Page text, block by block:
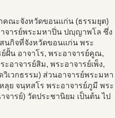
คณะจังหวัดขอนแก่น (ธรรมยุต)
าจารย์พระมหาปิ่น ปญฺญาพโล ซึ่ง
นกิจที่จังหวัดขอนแก่น พระ
ฝั้น อาจาโร, พระอาจารย์คูณ,
อาจารย์สิม, พระอาจารย์เพ็ง,
เวกธรรม) ส่วนอาจารย์พระมหา
ลุย จนฺทสโร พระอาจารย์ภูมี พระ
ารย์) วัดประชานิยม เป็นต้น ไป